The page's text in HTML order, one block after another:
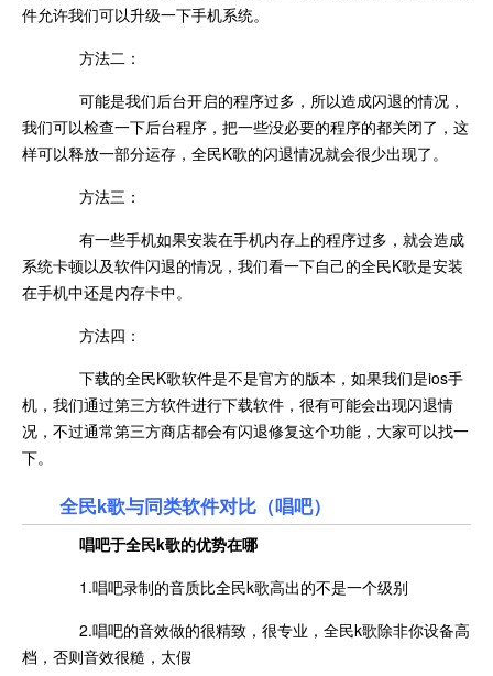
件允许我们可以升级一下手机系统。
方法二：
可能是我们后台开启的程序过多，所以造成闪退的情况，
我们可以检查一下后台程序，把一些没必要的程序的都关闭了，这
样可以释放一部分运存，全民K歌的闪退情况就会很少出现了。
方法三：
有一些手机如果安装在手机内存上的程序过多，就会造成
系统卡顿以及软件闪退的情况，我们看一下自己的全民K歌是安装
在手机中还是内存卡中。
方法四：
下载的全民K歌软件是不是官方的版本，如果我们是ios手
机，我们通过第三方软件进行下载软件，很有可能会出现闪退情
况，不过通常第三方商店都会有闪退修复这个功能，大家可以找一
下。
全民k歌与同类软件对比（唱吧）
唱吧于全民k歌的优势在哪
1.唱吧录制的音质比全民k歌高出的不是一个级别
2.唱吧的音效做的很精致，很专业，全民k歌除非你设备高
档，否则音效很糙，太假